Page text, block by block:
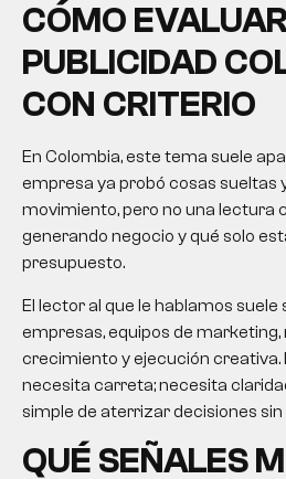
CÓMO
PUBLICIDAD
CON CRITERIO
En Colombia, este tema suele
empresa ya probó cosas sueltas
movimiento, pero no una lectura
generando negocio y qué solo
presupuesto.
El lector al que le hablamos
empresas, equipos de
crecimiento y ejecución creativa.
necesita carreta; necesita
simple de aterrizar decisiones
QUÉ SEÑALES